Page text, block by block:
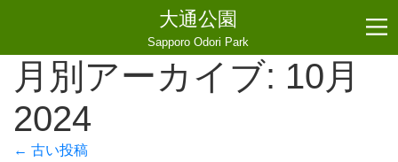
大通公園
Sapporo Odori Park
月別アーカイブ: 10月
2024
← 古い投稿